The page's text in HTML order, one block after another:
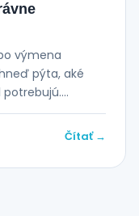
výmena
pýta, aké
Čítať →